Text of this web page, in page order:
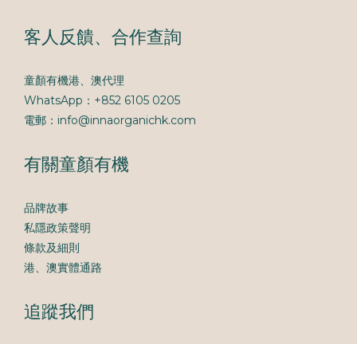
客人反饋、合作查詢
童顏有機港、澳代理
WhatsApp：+852 6105 0205
電郵：info@innaorganichk.com
有關童顏有機
品牌故事
私隱政策聲明
條款及細則
港、澳實體通路
追蹤我們